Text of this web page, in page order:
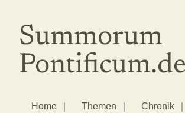
Summorum
Pontificum.de
Home Themen Chronik